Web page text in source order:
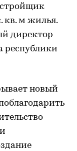
кв. м жилья.
директор
республики
новый